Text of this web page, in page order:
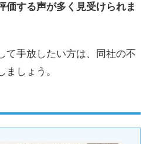
価する声が多く見受けられま
て手放したい方は、同社の不
しょう。